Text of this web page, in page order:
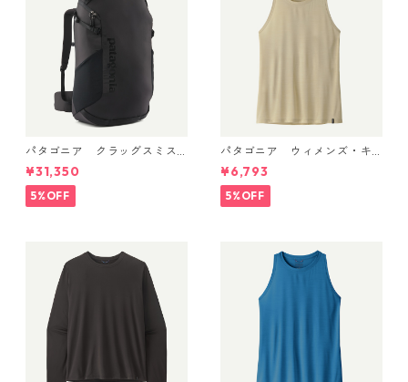
パタゴニア クラッグスミス
パック 45L ブラック 48066 P
atagonia Cragsmith Pack 日
本正規品
¥31,350
5%OFF
パタゴニア ウィメンズ・キ
ャプリーン・クール・ウルト
ラ・タンク Pumice - Dyno W
hite X-Dye 44740 日本正規
品
¥6,793
5%OFF